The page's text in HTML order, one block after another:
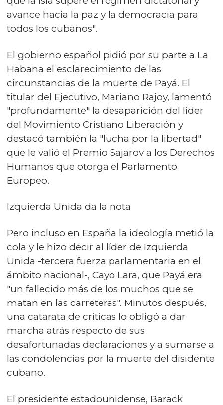
avance hacia la paz y la democracia para
todos los cubanos".
El gobierno español pidió por su parte a La
Habana el esclarecimiento de las
circunstancias de la muerte de Payá. El
titular del Ejecutivo, Mariano Rajoy, lamentó
"profundamente" la desaparición del líder
del Movimiento Cristiano Liberación y
destacó también la "lucha por la libertad"
que le valió el Premio Sajarov a los Derechos
Humanos que otorga el Parlamento
Europeo.
Izquierda Unida da la nota
Pero incluso en España la ideología metió la
cola y le hizo decir al líder de Izquierda
Unida -tercera fuerza parlamentaria en el
ámbito nacional-, Cayo Lara, que Payá era
"un fallecido más de los muchos que se
matan en las carreteras". Minutos después,
una catarata de críticas lo obligó a dar
marcha atrás respecto de sus
desafortunadas declaraciones y a sumarse a
las condolencias por la muerte del disidente
cubano.
El presidente estadounidense, Barack